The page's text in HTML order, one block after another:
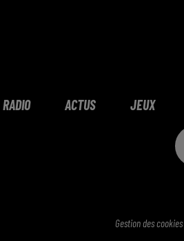
RADIO ACTUS JEUX
Gestion des cookies